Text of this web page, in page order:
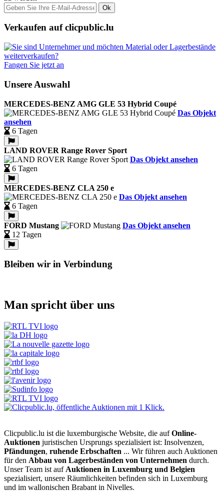
Ok
Verkaufen auf clicpublic.lu
Fangen Sie jetzt an
Unsere Auswahl
MERCEDES-BENZ AMG GLE 53 Hybrid Coupé
Das Objekt
ansehen
6 Tagen
LAND ROVER Range Rover Sport
Das Objekt ansehen
6 Tagen
MERCEDES-BENZ CLA 250 e
Das Objekt ansehen
6 Tagen
FORD Mustang
Das Objekt ansehen
12 Tagen
Bleiben wir in Verbindung
Man spricht über uns
Clicpublic.lu ist die luxemburgische Website, die aufOnline-
Auktionen juristischen Ursprungs spezialisiert ist: Insolvenzen,
Pfändungen, ruhende Erbschaften ... Wir führen auch Auktionen
für den Abbau von Lagerbeständen von Unternehmen durch.
Unser Team ist auf Auktionen in Luxemburg und Belgien
spezialisiert, unsere Räumlichkeiten befinden sich in Luxemburg
und im wallonischen Brabant in Nivelles.